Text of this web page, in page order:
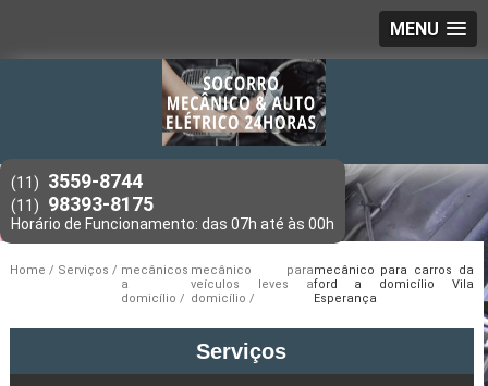
MENU
(11) 3559-8744
(11) 98393-8175
Home Serviços
mecânicos
a
domicílio
mecânico para
veículos leves a
domicílio
mecânico para carros da
ford a domicílio Vila
Esperança
Serviços